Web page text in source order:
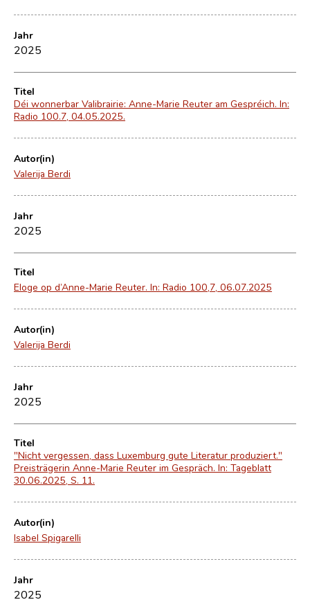
Jahr
2025
Titel
Déi wonnerbar Valibrairie: Anne-Marie Reuter am Gespréich. In:
Radio 100.7, 04.05.2025.
Autor(in)
Valerija Berdi
Jahr
2025
Titel
Eloge op d’Anne-Marie Reuter. In: Radio 100,7, 06.07.2025
Autor(in)
Valerija Berdi
Jahr
2025
Titel
"Nicht vergessen, dass Luxemburg gute Literatur produziert."
Preisträgerin Anne-Marie Reuter im Gespräch. In: Tageblatt
30.06.2025, S. 11.
Autor(in)
Isabel Spigarelli
Jahr
2025